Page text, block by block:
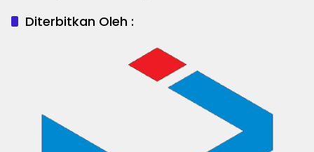
Diterbitkan Oleh :